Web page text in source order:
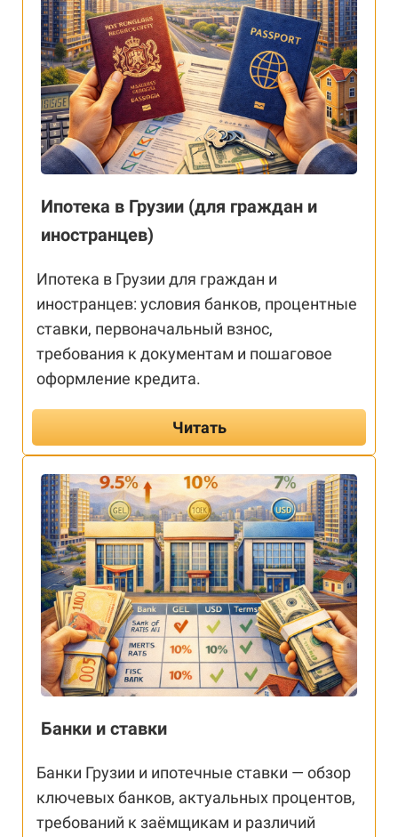
Ипотека в Грузии (для граждан и
иностранцев)
Ипотека в Грузии для граждан и
иностранцев: условия банков, процентные
ставки, первоначальный взнос,
требования к документам и пошаговое
оформление кредита.
Читать
Банки и ставки
Банки Грузии и ипотечные ставки — обзор
ключевых банков, актуальных процентов,
требований к заёмщикам и различий